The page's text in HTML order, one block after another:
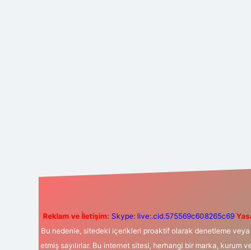
Reklam ve İletişim: Skype: live:.cid.575569c608265c69
Bu nedenle, sitedeki içerikleri proaktif olarak denetleme
etmiş sayılırlar. Bu internet sitesi, herhangi bir marka, kurum